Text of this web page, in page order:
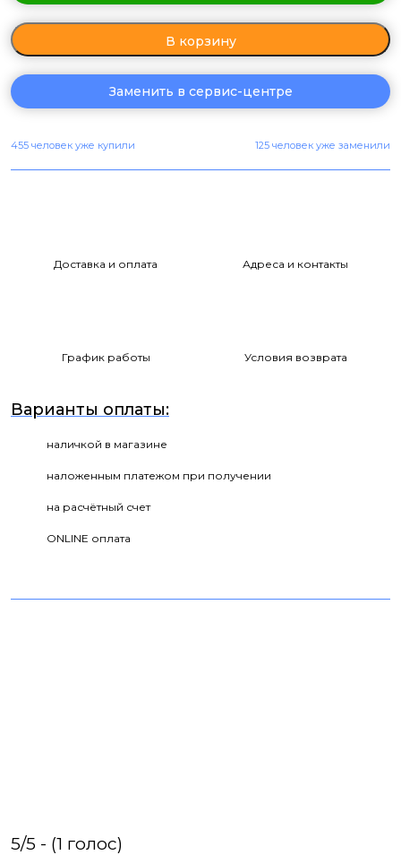
В корзину
Заменить в сервис-центре
455 человек уже купили 125 человек уже заменили
Доставка и оплата Адреса и контакты
График работы Условия возврата
Варианты оплаты:
наличкой в магазине
наложенным платежом при получении
на расчётный счет
ONLINE оплата
5/5 - (1 голос)